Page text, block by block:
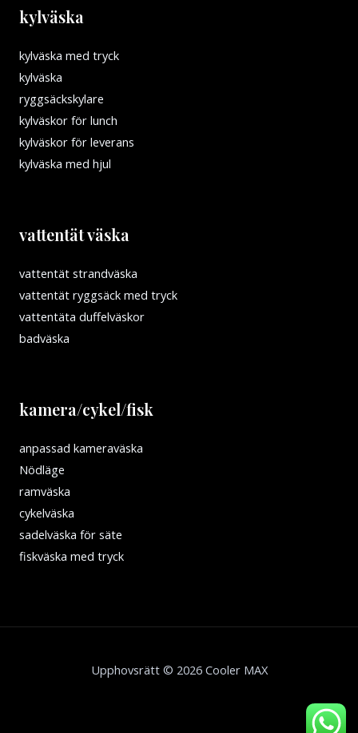
kylväska
kylväska med tryck
kylväska
ryggsäckskylare
kylväskor för lunch
kylväskor för leverans
kylväska med hjul
vattentät väska
vattentät strandväska
vattentät ryggsäck med tryck
vattentäta duffelväskor
badväska
kamera/cykel/fisk
anpassad kameraväska
Nödläge
ramväska
cykelväska
sadelväska för säte
fiskväska med tryck
Upphovsrätt © 2026 Cooler MAX